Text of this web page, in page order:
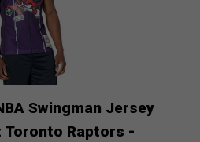
Swingman Jersey
Raptors -